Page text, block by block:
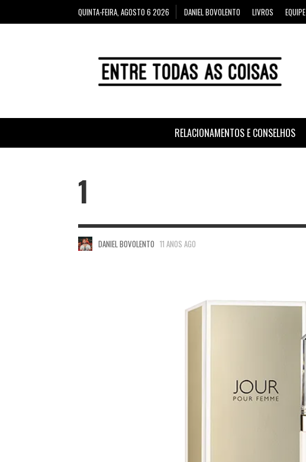
QUINTA-FEIRA, AGOSTO 6 2026 DANIEL BOVOLENTO LIVROS EQUIPE
RELACIONAMENTOS E CONSELHOS
1
DANIEL BOVOLENTO 11 ANOS AGO